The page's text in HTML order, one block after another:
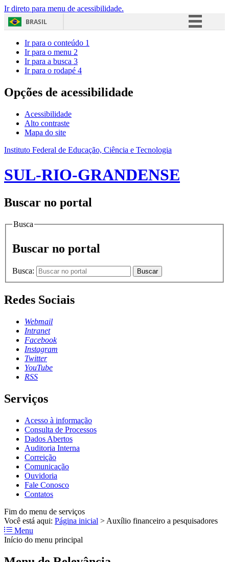
Ir direto para menu de acessibilidade.
BRASIL
Acesso à informação
Ir para o conteúdo 1
Ir para o menu 2
Ir para a busca 3
Ir para o rodapé 4
Opções de acessibilidade
Acessibilidade
Alto contraste
Mapa do site
Instituto Federal de Educação, Ciência e Tecnologia
SUL-RIO-GRANDENSE
Buscar no portal
Busca
Buscar no portal
Busca: Buscar
Redes Sociais
Webmail
Intranet
Facebook
Instagram
Twitter
YouTube
RSS
Serviços
Acesso à informação
Consulta de Processos
Dados Abertos
Auditoria Interna
Correição
Comunicação
Ouvidoria
Fale Conosco
Contatos
Fim do menu de serviços
Você está aqui: Página inicial > Auxílio financeiro a pesquisadores
Menu
Início do menu principal